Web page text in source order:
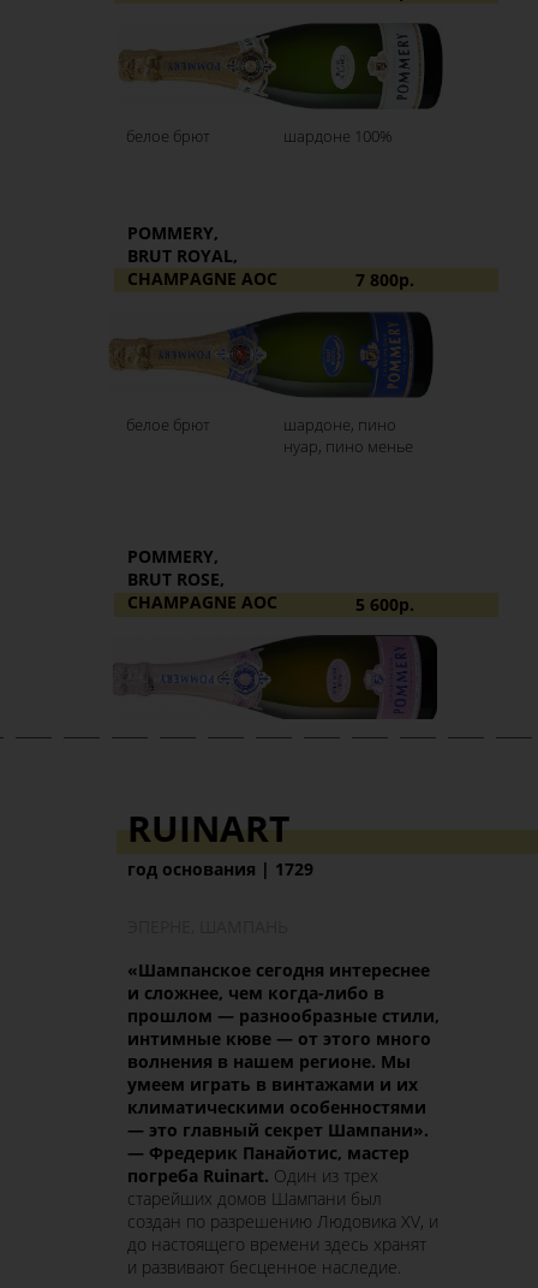
белое брют
белое брют
7 800р.
POMMERY,
BRUT ROYAL,
CHAMPAGNE AOC
шардоне, пино
нуар, пино менье
5 600р.
POMMERY,
BRUT ROSE,
CHAMPAGNE AOC
шардоне 100%
RUINART
«Шампанское сегодня интереснее
и сложнее, чем когда-либо в
прошлом — разнообразные стили,
интимные кюве — от этого много
волнения в нашем регионе. Мы
умеем играть в винтажами и их
климатическими особенностями
— это главный секрет Шампани».
— Фредерик Панайотис, мастер
погреба Ruinart. Один из трех
старейших домов Шампани был
создан по разрешению Людовика XV, и
до настоящего времени здесь хранят
и развивают бесценное наследие.
год основания | 1729